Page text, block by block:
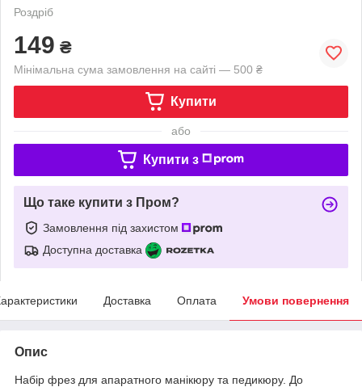
Роздріб
149 ₴
Мінімальна сума замовлення на сайті — 500 ₴
Купити
або
Купити з
Що таке купити з Пром?
Замовлення під захистом
Доступна доставка
Доставка Оплата Умови повернення
Опис
Набір фрез для апаратного манікюру та педикюру. До